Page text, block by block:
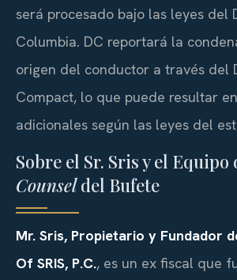
será procesado bajo las leyes del
Columbia. DC reportará la
origen del conductor a través del
Compact, lo que puede resultar
adicionales según las leyes del
Sobre el Sr. Sris y el Equipo
Counseldel Bufete
Mr. Sris, Propietario y Fundador
Of SRIS, P.C., es un ex fiscal que